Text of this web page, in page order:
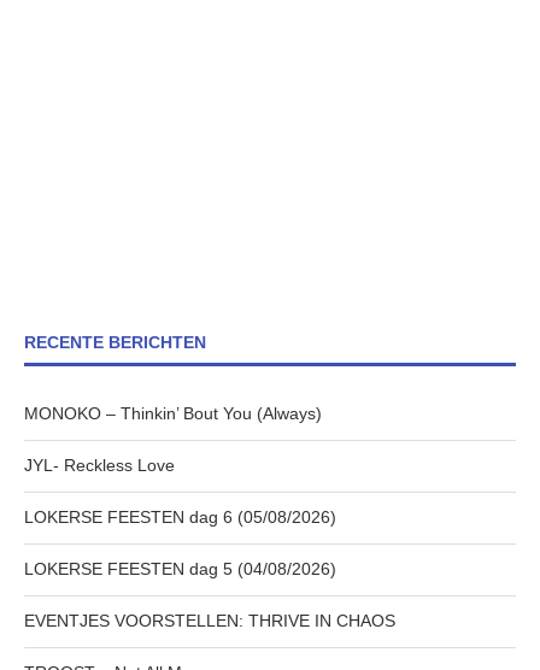
RECENTE BERICHTEN
MONOKO – Thinkin’ Bout You (Always)
JYL- Reckless Love
LOKERSE FEESTEN dag 6 (05/08/2026)
LOKERSE FEESTEN dag 5 (04/08/2026)
EVENTJES VOORSTELLEN: THRIVE IN CHAOS